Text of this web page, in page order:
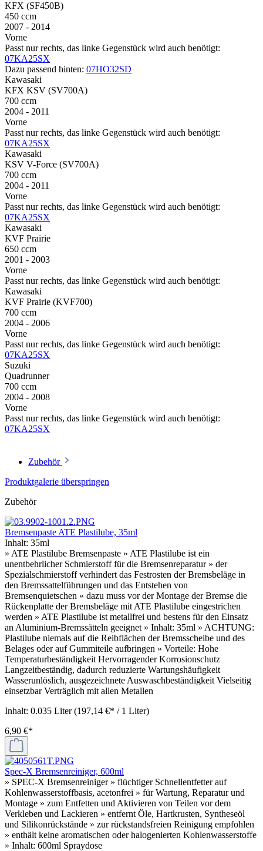
KFX (SF450B)
450 ccm
2007 - 2014
Vorne
Passt nur rechts, das linke Gegenstück wird auch benötigt:
07KA25SX
Dazu passend hinten: 07HO32SD
Kawasaki
KFX KSV (SV700A)
700 ccm
2004 - 2011
Vorne
Passt nur rechts, das linke Gegenstück wird auch benötigt:
07KA25SX
Kawasaki
KSV V-Force (SV700A)
700 ccm
2004 - 2011
Vorne
Passt nur rechts, das linke Gegenstück wird auch benötigt:
07KA25SX
Kawasaki
KVF Prairie
650 ccm
2001 - 2003
Vorne
Passt nur rechts, das linke Gegenstück wird auch benötigt:
Kawasaki
KVF Prairie (KVF700)
700 ccm
2004 - 2006
Vorne
Passt nur rechts, das linke Gegenstück wird auch benötigt:
07KA25SX
Suzuki
Quadrunner
700 ccm
2004 - 2008
Vorne
Passt nur rechts, das linke Gegenstück wird auch benötigt:
07KA25SX
Zubehör
Produktgalerie überspringen
Zubehör
Bremsenpaste ATE Plastilube, 35ml
Inhalt: 35ml
» ATE Plastilube Bremsenpaste » ATE Plastilube ist ein
unentbehrlicher Schmierstoff für die Bremsenreparatur » der
Spezialschmierstoff verhindert das Festrosten der Bremsbeläge in
den Bremssattelführungen und das Entstehen von
Bremsenquietschen » dazu muss vor der Montage der Bremse die
Rückenplatte der Bremsbeläge mit ATE Plastilube eingestrichen
werden » ATE Plastilube ist metallfrei und bestens für den Einsatz
an Aluminium-Bremssätteln geeignet » Inhalt: 35ml » ACHTUNG:
Plastilube niemals auf die Reibflächen der Bremsscheibe und des
Belages oder auf Gummiteile aufbringen » Vorteile: Hohe
Temperaturbeständigkeit Hervorragender Korrosionschutz
Langzeitbeständig, dadurch reduzierte Wartungshäufigkeit
Wasserunlöslich, ausgezeichnete Auswaschbeständigkeit Vielseitig
einsetzbar Verträglich mit allen Metallen
Inhalt: 0.035 Liter(197,14 €* / 1 Liter)
6,90 €*
Spec-X Bremsenreiniger, 600ml
» SPEC-X Bremsenreiniger » flüchtiger Schnellentfetter auf
Kohlenwasserstoffbasis, acetonfrei » für Wartung, Reparatur und
Montage » zum Entfetten und Aktivieren von Teilen vor dem
Verkleben und Lackieren » entfernt Öle, Hartkrusten, Syntheseöl
und Silikonrückstände » zur rückstandsfreien Reinigung empfohlen
» enthält keine aromatischen oder halogenierten Kohlenwasserstoffe
» Inhalt: 600ml Spraydose